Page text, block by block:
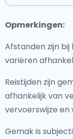
Opmerkingen:
Afstanden zijn bij
variëren
Reistijden zijn
afhankelijk van
vervoerswijze
Gemak is